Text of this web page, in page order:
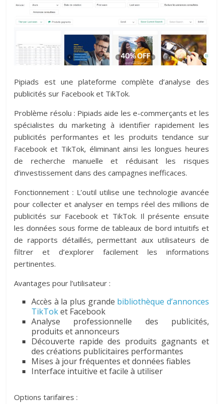
Pipiads est une plateforme complète d’analyse des
publicités sur Facebook et TikTok.
Problème résolu : Pipiads aide les e-commerçants et les
spécialistes du marketing à identifier rapidement les
publicités performantes et les produits tendance sur
Facebook et TikTok, éliminant ainsi les longues heures
de recherche manuelle et réduisant les risques
d’investissement dans des campagnes inefficaces.
Fonctionnement : L’outil utilise une technologie avancée
pour collecter et analyser en temps réel des millions de
publicités sur Facebook et TikTok. Il présente ensuite
les données sous forme de tableaux de bord intuitifs et
de rapports détaillés, permettant aux utilisateurs de
filtrer et d’explorer facilement les informations
pertinentes.
Avantages pour l’utilisateur :
Accès à la plus grande bibliothèque d’annonces
TikToket Facebook
Analyse professionnelle des publicités,
produits et annonceurs
Découverte rapide des produits gagnants et
des créations publicitaires performantes
Mises à jour fréquentes et données fiables
Interface intuitive et facile à utiliser
Options tarifaires :